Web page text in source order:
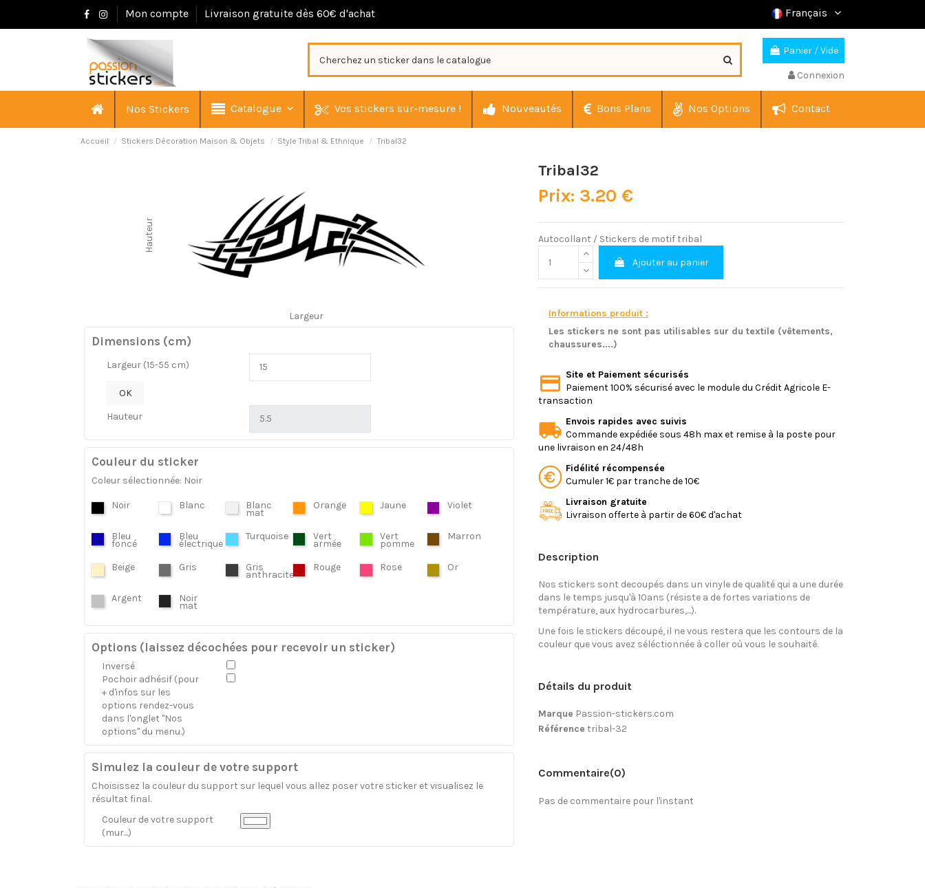
Mon compte Livraison gratuite dès 60€ d'achat Français
Panier /Vide
Connexion
Nos Stickers Catalogue Vos stickers sur-mesure ! Nouveautés Bons Plans Nos Options Contact
Accueil Stickers Décoration Maison & Objets Style Tribal & Ethnique Tribal32
Hauteur
Largeur
Dimensions (cm)
Largeur (15-55 cm)
OK
Hauteur
Couleur du sticker
Coleur sélectionnée: Noir
Noir Blanc Blanc
mat
Orange Jaune Violet
Bleu
foncé
Bleu
électrique
Turquoise Vert
armée
Vert
pomme
Marron
Beige Gris Gris
anthracite
Rouge Rose Or
Argent Noir
mat
Options (laissez décochées pour recevoir un sticker)
Inversé
Pochoir adhésif (pour
+ d'infos sur les
options rendez-vous
dans l'onglet "Nos
options" du menu.)
Simulez la couleur de votre support
Choisissez la couleur du support sur lequel vous allez poser votre sticker et visualisez le
résultat final.
Couleur de votre support
(mur...)
Tribal32
Prix: 3.20 €
Autocollant / Stickers de motif tribal
Ajouter au panier
Informations produit :
Les stickers ne sont pas utilisables sur du textile (vêtements,
chaussures....)
Site et Paiement sécurisés
Paiement 100% sécurisé avec le module du Crédit Agricole E-
transaction
Envois rapides avec suivis
Commande expédiée sous 48h max et remise à la poste pour
une livraison en 24/48h
Fidélité récompensée
Cumuler 1€ par tranche de 10€
Livraison gratuite
Livraison offerte à partir de 60€ d'achat
Description
Nos stickers sont decoupés dans un vinyle de qualité qui a une durée
dans le temps jusqu'à 10ans (résiste a de fortes variations de
température, aux hydrocarbures,...).
Une fois le stickers découpé, il ne vous restera que les contours de la
couleur que vous avez séléctionnée à coller où vous le souhaité.
Détails du produit
Marque Passion-stickers.com
Référence tribal-32
Commentaire(0)
Pas de commentaire pour l'instant